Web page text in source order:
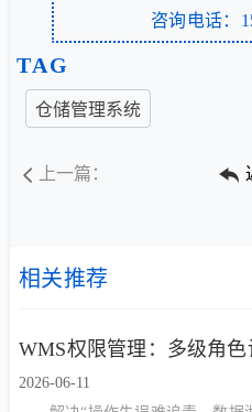
咨询电话：
TAG
仓储管理系统
上一篇：
相关推荐
WMS权限管理：多级角
2026-06-11